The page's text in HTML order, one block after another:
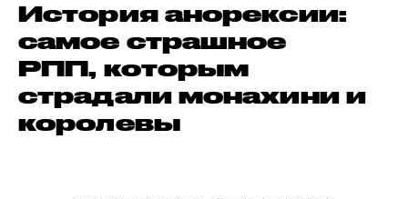
История анорексии:
самое страшное
РПП, которым
страдали монахини и
королевы